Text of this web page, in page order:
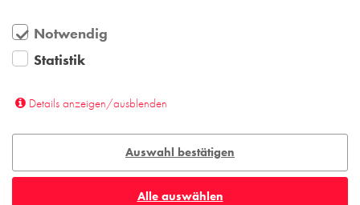
Notwendig
Statistik
Details anzeigen/ausblenden
Auswahl bestätigen
Alle auswählen